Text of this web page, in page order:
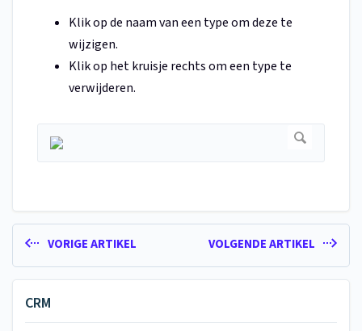
Klik op de naam van een type om deze te
wijzigen.
Klik op het kruisje rechts om een type te
verwijderen.
VORIGE ARTIKEL VOLGENDE ARTIKEL
CRM